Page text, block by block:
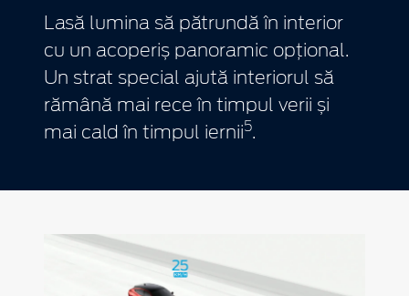
Lasă lumina să pătrundă în interior
cu un acoperiș panoramic opțional.
Un strat special ajută interiorul să
rămână mai rece în timpul verii și
mai cald în timpul iernii5.